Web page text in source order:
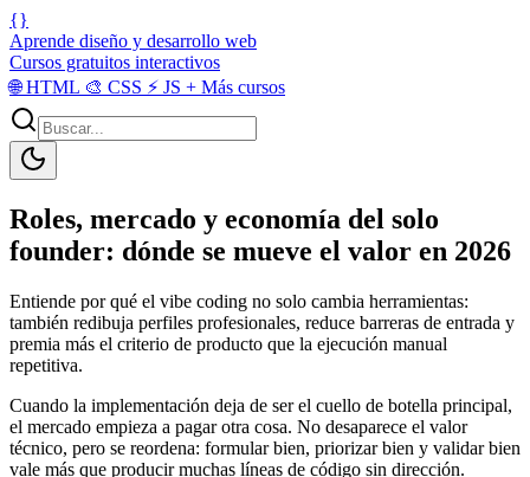
{}
Aprende diseño y desarrollo web
Cursos gratuitos interactivos
🌐HTML 🎨 CSS ⚡ JS + Más cursos
Roles, mercado y economía del solo
founder: dónde se mueve el valor en 2026
Entiende por qué el vibe coding no solo cambia herramientas:
también redibuja perfiles profesionales, reduce barreras de entrada y
premia más el criterio de producto que la ejecución manual
repetitiva.
Cuando la implementación deja de ser el cuello de botella principal,
el mercado empieza a pagar otra cosa. No desaparece el valor
técnico, pero se reordena: formular bien, priorizar bien y validar bien
vale más que producir muchas líneas de código sin dirección.